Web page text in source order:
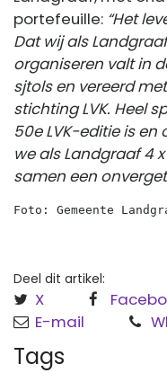
portefeuille: “Het
Dat wij als
organiseren valt in
sjtols en vereerd
stichting LVK. Heel
50e LVK-editie is
we als Landgraaf 4
samen een
Foto: Gemeente
Deel dit artikel:
X
E-mail
Tags